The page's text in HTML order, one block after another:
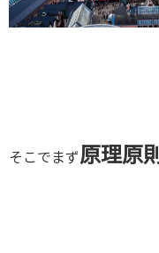
そこでまず原理原則